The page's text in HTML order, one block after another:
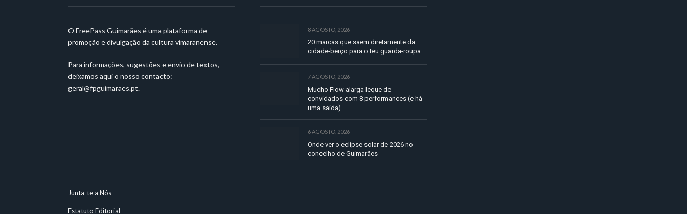
O FreePass Guimarães é uma plataforma de
promoção e divulgação da cultura vimaranense.
Para informações, sugestões e envio de textos,
deixamos aqui o nosso contacto:
geral@fpguimaraes.pt.
8 AGOSTO, 2026
20 marcas que saem diretamente da
cidade-berço para o teu guarda-roupa
7 AGOSTO, 2026
Mucho Flow alarga leque de
convidados com 8 performances (e há
uma saída)
6 AGOSTO, 2026
Onde ver o eclipse solar de 2026 no
concelho de Guimarães
Junta-te a Nós
Estatuto Editorial